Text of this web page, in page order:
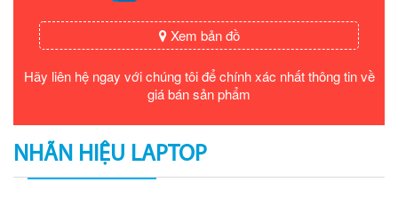
Xem bản đồ
Hãy liên hệ ngay với chúng tôi để chính xác nhất thông tin về
giá bán sản phẩm
NHÃN HIỆU LAPTOP